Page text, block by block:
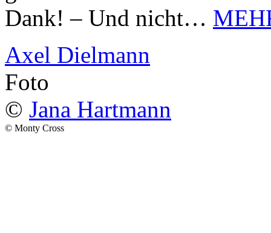
Dank! – Und nicht…
Axel Dielmann
Foto
© Jana Hartmann
© Monty Cross